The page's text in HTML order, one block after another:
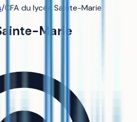
/CFA du lycée Sainte-Marie
Marie